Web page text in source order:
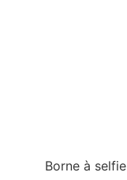
Borne à selfie